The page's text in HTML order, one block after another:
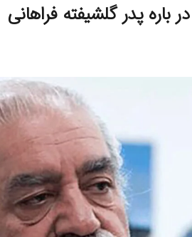
باره پدر گلشیفته فراهانی